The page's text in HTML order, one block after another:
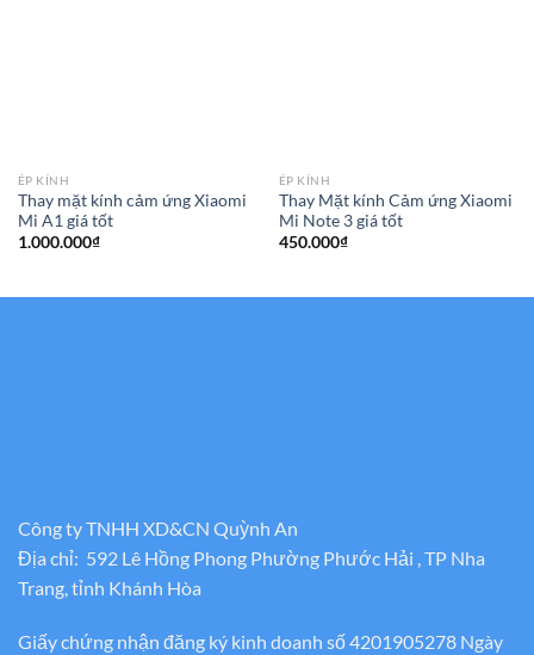
ÉP KÍNH
Thay mặt kính cảm ứng Xiaomi
Mi A1 giá tốt
1.000.000₫
ÉP KÍNH
Thay Mặt kính Cảm ứng Xiaomi
Mi Note 3 giá tốt
450.000₫
Công ty TNHH XD&CN Quỳnh An
Địa chỉ: 592 Lê Hồng Phong Phường Phước Hải , TP Nha
Trang, tỉnh Khánh Hòa
Giấy chứng nhận đăng ký kinh doanh số 4201905278 Ngày